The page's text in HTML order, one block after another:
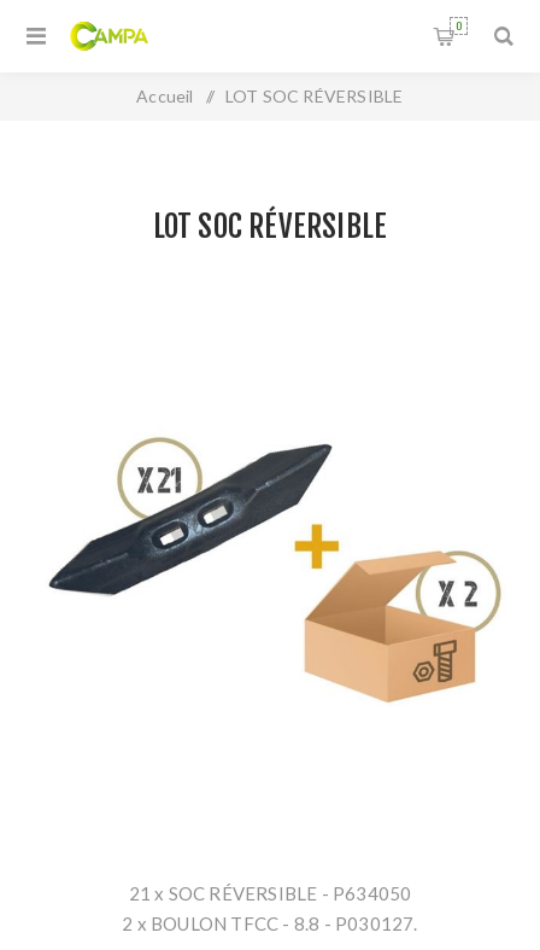
0
Accueil / LOT SOC RÉVERSIBLE
LOT SOC RÉVERSIBLE
21 x SOC RÉVERSIBLE - P634050
2 x BOULON TFCC - 8.8 - P030127.